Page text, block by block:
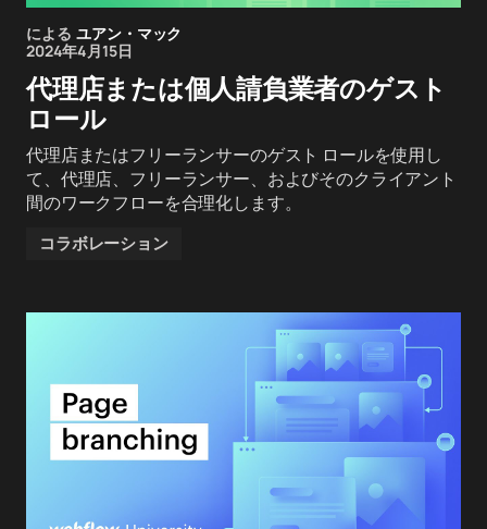
による ユアン・マック
2024年4月15日
代理店または個人請負業者のゲスト
ロール
代理店またはフリーランサーのゲスト ロールを使用し
て、代理店、フリーランサー、およびそのクライアント
間のワークフローを合理化します。
コラボレーション